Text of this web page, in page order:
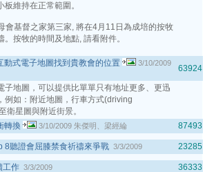
板維持在正常範圍。
會基督之家第三家, 將在4月11日為成培的按牧
。按牧的時間及地點, 請看附件。
動式電子地圖找到貴教會的位置
3/10/2009
63924
子地圖，可以提供比單單只有地址更多、更迅
例如：附近地圖，行車方式(driving
衛星圖與附近街景。
轉換
3/10/2009 朱傑明、梁經綸 87493
8聽證會屈膝禁食祈禱來爭戰 3/3/2009 23285
工作 3/3/2009 36333